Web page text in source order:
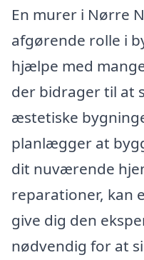
En murer i Nørre
afgørende rolle i
hjælpe med
der bidrager til at
æstetiske
planlægger at
dit nuværende
reparationer, kan
give dig den
nødvendig for at